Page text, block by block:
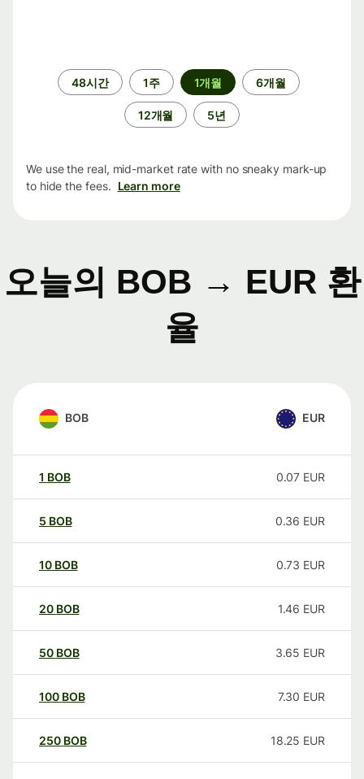
48시간 1주 1개월 6개월
12개월 5년
We use the real, mid-market rate with no sneaky mark-up
to hide the fees. Learn more
오늘의 BOB → EUR 환
율
BOB EUR
1 BOB 0.07 EUR
5 BOB 0.36 EUR
10 BOB 0.73 EUR
20 BOB 1.46 EUR
50 BOB 3.65 EUR
100 BOB 7.30 EUR
250 BOB 18.25 EUR